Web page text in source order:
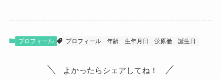
プロフィール プロフィール 年齢 生年月日 蛍原徹 誕生日
よかったらシェアしてね！